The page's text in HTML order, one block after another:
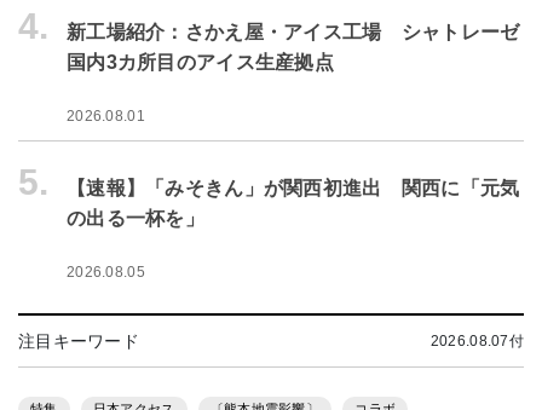
4.
新工場紹介：さかえ屋・アイス工場 シャトレーゼ
国内3カ所目のアイス生産拠点
2026.08.01
5.
【速報】「みそきん」が関西初進出 関西に「元気
の出る一杯を」
2026.08.05
注目キーワード 2026.08.07付